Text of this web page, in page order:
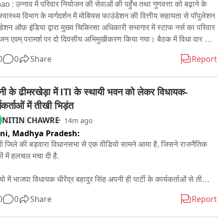
: उन्नाव में परिवार नियोजन की सेवाओं की पहुँच तथा गुणवत्ता को बढ़ाने के
विभाग के मार्गदर्शन में मोबियस फाउंडेशन की वित्तीय सहायता से पॉपुलेशन
ऑफ़ इंडिया द्वारा मुख्य चिकित्सा अधिकारी सभागार में स्टाफ नर्स का परिवार
एवम् परामर्श पर दो दिवसीय अभिमुखीकरण किया गया। बैठक में विधा वार
गया कि
नियोजन सेवाओं का लाभ समुदाय में सही से पहुंचे यह हम सभी की जिम्मेदारी है।
फाउंडेशन से कपिल श्रीवास्तव एवं अब्दुल बासित ने परिवार नियोजन सेवाओं
सामुदायिक स्तर पर पहुंचने पर जोर दिया।
जिला परिवार नियोजन प्रबंधक ने स्वास्थ्य इकाईयों में परिवार नियोजन
की उपलब्धता एवं उचित रख रखाव पर जोर दिया।बैठक में मुख्य रूप से डॉ जय
अपर मुख्य चिकित्सा अधीक्षक,  इंतजार अहमद जिला कार्यक्रम अधिकारीआदि
0 Share Report
के ढीमरखेड़ा में ITI के स्थायी भवन को लेकर विधायक-
में तीखी भिड़ंत
NITIN CHAWRE 14m ago
Madhya Pradesh:
जिले की बड़वारा विधानसभा से एक वीडियो सामने आया है, जिसने राजनैतिक
में हलचल मचा दी है.
में भाजपा विधायक धीरेंद्र बहादुर सिंह अपनी ही पार्टी के कार्यकर्ताओं से तीखी
की मांग बताई जा रही है.
0 Share Report